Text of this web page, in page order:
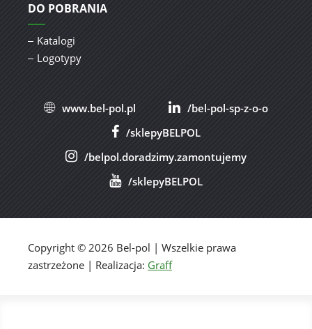
DO POBRANIA
Katalogi
Logotypy
www.bel-pol.pl
/bel-pol-sp-z-o-o
/sklepyBELPOL
/belpol.doradzimy.zamontujemy
/sklepyBELPOL
Copyright © 2026 Bel-pol | Wszelkie prawa
zastrzeżone | Realizacja: Graff